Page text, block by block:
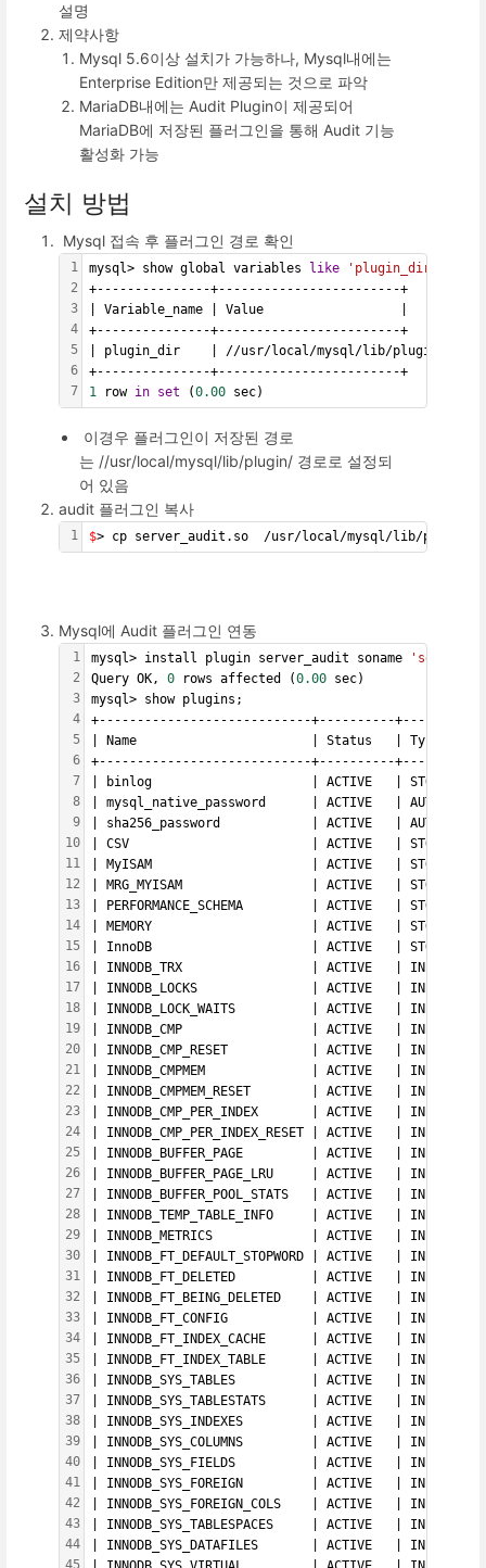
설명
제약사항
Mysql 5.6이상 설치가 가능하나, Mysql내에는
Enterprise Edition만 제공되는 것으로 파악
MariaDB내에는 Audit Plugin이 제공되어
MariaDB에 저장된 플러그인을 통해 Audit 기능
활성화 가능
설치 방법
Mysql 접속 후 플러그인 경로 확인
1
2
3
4
5
6
7
mysql> show global variables like 'plugin_dir'
+---------------+------------------------+
| Variable_name | Value                  |
+---------------+------------------------+
| plugin_dir    | //usr/local/mysql/lib/plugin/ |
+---------------+------------------------+
1
row in set (0.00 sec)
이경우 플러그인이 저장된 경로
는 //usr/local/mysql/lib/plugin/ 경로로 설정되
어 있음
audit 플러그인 복사
1 $> cp server_audit.so  /usr/local/mysql/lib/plugin/
Mysql에 Audit 플러그인 연동
1
2
3
4
5
6
7
8
9
10
11
12
13
14
15
16
17
18
19
20
21
22
23
24
25
26
27
28
29
30
31
32
33
34
35
36
37
38
39
40
41
42
43
44
45
mysql> install plugin server_audit soname
Query OK, 0 rows affected (0.00 sec)
mysql> show plugins;
+----------------------------+----------
| Name                       | Status   | Type
+----------------------------+----------
| binlog                     | ACTIVE   | STORAGE
| mysql_native_password      | ACTIVE   |
| sha256_password            | ACTIVE   |
| CSV                        | ACTIVE   | STORAGE
| MyISAM                     | ACTIVE   | STORAGE
| MRG_MYISAM                 | ACTIVE   | STORAGE
| PERFORMANCE_SCHEMA         | ACTIVE   | STORAGE
| MEMORY                     | ACTIVE   | STORAGE
| InnoDB                     | ACTIVE   | STORAGE
| INNODB_TRX                 | ACTIVE   |
| INNODB_LOCKS               | ACTIVE   |
| INNODB_LOCK_WAITS          | ACTIVE   |
| INNODB_CMP                 | ACTIVE   |
| INNODB_CMP_RESET           | ACTIVE   |
| INNODB_CMPMEM              | ACTIVE   |
| INNODB_CMPMEM_RESET        | ACTIVE   |
| INNODB_CMP_PER_INDEX       | ACTIVE   |
| INNODB_CMP_PER_INDEX_RESET | ACTIVE   |
| INNODB_BUFFER_PAGE         | ACTIVE   |
| INNODB_BUFFER_PAGE_LRU     | ACTIVE   |
| INNODB_BUFFER_POOL_STATS   | ACTIVE   |
| INNODB_TEMP_TABLE_INFO     | ACTIVE   |
| INNODB_METRICS             | ACTIVE   |
| INNODB_FT_DEFAULT_STOPWORD | ACTIVE   |
| INNODB_FT_DELETED          | ACTIVE   |
| INNODB_FT_BEING_DELETED    | ACTIVE   |
| INNODB_FT_CONFIG           | ACTIVE   |
| INNODB_FT_INDEX_CACHE      | ACTIVE   |
| INNODB_FT_INDEX_TABLE      | ACTIVE   |
| INNODB_SYS_TABLES          | ACTIVE   |
| INNODB_SYS_TABLESTATS      | ACTIVE   |
| INNODB_SYS_INDEXES         | ACTIVE   |
| INNODB_SYS_COLUMNS         | ACTIVE   |
| INNODB_SYS_FIELDS          | ACTIVE   |
| INNODB_SYS_FOREIGN         | ACTIVE   |
| INNODB_SYS_FOREIGN_COLS    | ACTIVE   |
| INNODB_SYS_TABLESPACES     | ACTIVE   |
| INNODB_SYS_DATAFILES       | ACTIVE   |